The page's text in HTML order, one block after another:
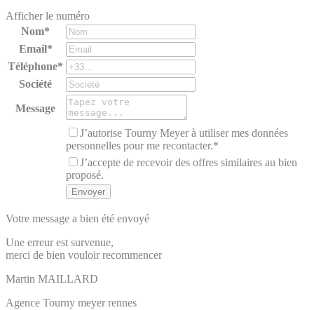
Afficher le numéro
Nom*
Email*
Téléphone*
Société
Message
J’autorise Tourny Meyer à utiliser mes données
personnelles pour me recontacter.*
J’accepte de recevoir des offres similaires au bien
proposé.
Votre message a bien été envoyé
Une erreur est survenue,
merci de bien vouloir recommencer
Martin MAILLARD
Agence Tourny meyer rennes